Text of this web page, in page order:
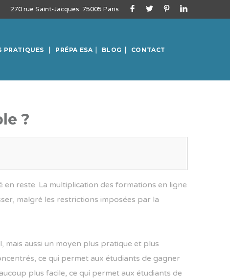
270 rue Saint-Jacques, 75005 Paris
PRATIQUES PRÉPA ESA BLOG CONTACT
?
en reste. La multiplication des formations en ligne
malgré les restrictions imposées par la
mais aussi un moyen plus pratique et plus
ce qui permet aux étudiants de gagner
plus facile, ce qui permet aux étudiants de